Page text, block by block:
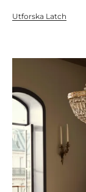
Utforska Latch